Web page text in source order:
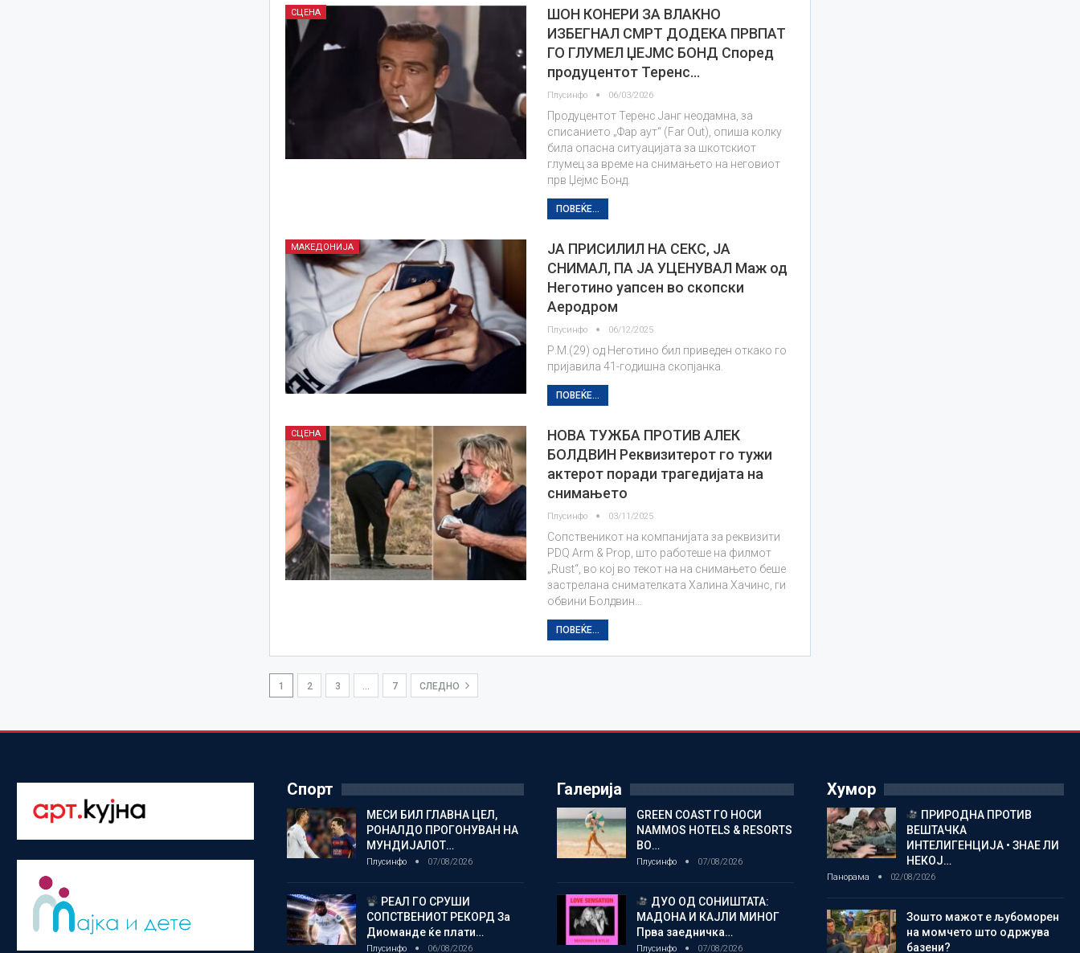
СЦЕНА
ШОН КОНЕРИ ЗА ВЛАКНО
ИЗБЕГНАЛ СМРТ ДОДЕКА ПРВПАТ
ГО ГЛУМЕЛ ЏЕЈМС БОНД Според
продуцентот Теренс…
Плусинфо 06/03/2026
Продуцентот Теренс Јанг неодамна, за
списанието „Фар аут“ (Far Out), опиша колку
била опасна ситуацијата за шкотскиот
глумец за време на снимањето на неговиот
прв Џејмс Бонд.
ПОВЕЌЕ...
МАКЕДОНИЈА
ЈА ПРИСИЛИЛ НА СЕКС, ЈА
СНИМАЛ, ПА ЈА УЦЕНУВАЛ Маж од
Неготино уапсен во скопски
Аеродром
Плусинфо 06/12/2025
Р.М.(29) од Неготино бил приведен откако го
пријавила 41-годишна скопјанка.
ПОВЕЌЕ...
СЦЕНА
НОВА ТУЖБА ПРОТИВ АЛЕК
БОЛДВИН Реквизитерот го тужи
актерот поради трагедијата на
снимањето
Плусинфо 03/11/2025
Сопственикот на компанијата за реквизити
PDQ Arm & Prop, што работеше на филмот
„Rust“, во кој во текот на на снимањето беше
застрелана снимателката Халина Хачинс, ги
обвини Болдвин…
ПОВЕЌЕ...
1 2 3 … 7 СЛЕДНО
Спорт
МЕСИ БИЛ ГЛАВНА ЦЕЛ,
РОНАЛДО ПРОГОНУВАН НА
МУНДИЈАЛОТ…
Плусинфо 07/08/2026
РЕАЛ ГО СРУШИ
СОПСТВЕНИОТ РЕКОРД За
Диоманде ќе плати…
Плусинфо 06/08/2026
Галерија
GREEN COAST ГО НОСИ
NAMMOS HOTELS & RESORTS
ВО…
Плусинфо 07/08/2026
ДУО ОД СОНИШТАТА:
МАДОНА И КАЈЛИ МИНОГ
Прва заедничка…
Плусинфо 07/08/2026
Хумор
ПРИРОДНА ПРОТИВ
ВЕШТАЧКА
ИНТЕЛИГЕНЦИЈА • ЗНАЕ ЛИ
НЕКОЈ…
Панорама 02/08/2026
Зошто мажот е љубоморен
на момчето што одржува
базени?